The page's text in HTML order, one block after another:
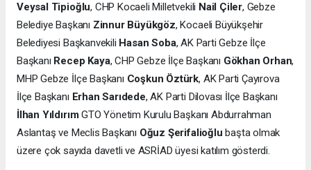
Veysal Tipioğlu, CHP Kocaeli Milletvekili Nail Çiler, Gebze
Belediye Başkanı Zinnur Büyükgöz, Kocaeli Büyükşehir
Belediyesi Başkanvekili Hasan Soba, AK Parti Gebze İlçe
Başkanı Recep Kaya, CHP Gebze İlçe Başkanı Gökhan Orhan,
MHP Gebze İlçe Başkanı Coşkun Öztürk, AK Parti Çayırova
İlçe Başkanı Erhan Sarıdede, AK Parti Dilovası İlçe Başkanı
İlhan YıldırımGTO Yönetim Kurulu Başkanı Abdurrahman
Aslantaş ve Meclis Başkanı Oğuz Şerifalioğlu başta olmak
üzere çok sayıda davetli ve ASRİAD üyesi katılım gösterdi.